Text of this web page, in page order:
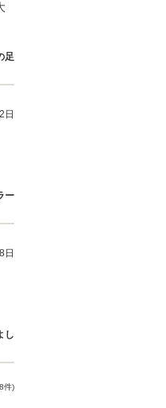
足
日
ー
日
し
件)